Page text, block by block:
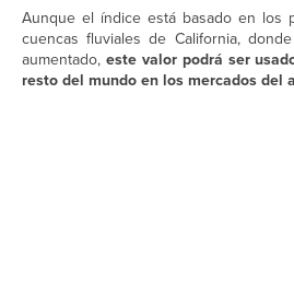
Aunque el índice está basado en los
cuencas fluviales de California,
aumentado, este valor podrá ser
resto del mundo en los mercados del